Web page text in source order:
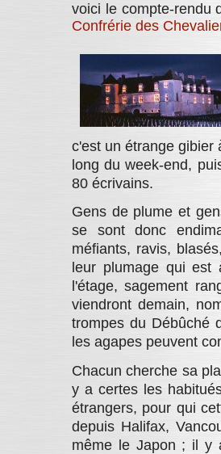
voici le compte-rendu
Confrérie des
c'est un étrange
long du week-end,
80 écrivains.
Gens de plume et
se sont donc
méfiants, ravis,
leur plumage qui
l'étage, sagement
viendront demain,
trompes du Débûché
les agapes peuvent
Chacun cherche sa
y a certes les
étrangers, pour qui
depuis Halifax,
même le Japon ; il y